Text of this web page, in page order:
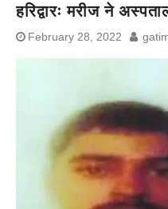
हरिद्वारः मरीज ने
February 28, 2022